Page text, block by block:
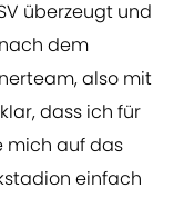
überzeugt und
dem
also mit
dass ich für
mich auf das
einfach